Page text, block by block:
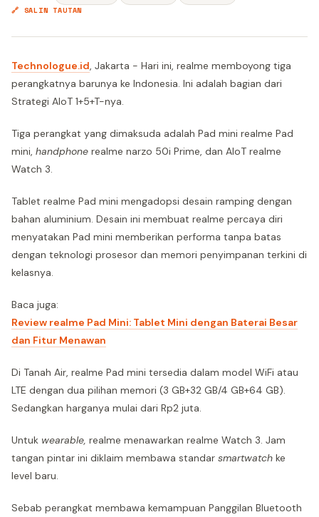
🔗 SALIN TAUTAN
Technologue.id, Jakarta - Hari ini, realme memboyong tiga
perangkatnya barunya ke Indonesia. Ini adalah bagian dari
Strategi AIoT 1+5+T-nya.
Tiga perangkat yang dimaksuda adalah Pad mini realme Pad
mini, handphone realme narzo 50i Prime, dan AIoT realme
Watch 3.
Tablet realme Pad mini mengadopsi desain ramping dengan
bahan aluminium. Desain ini membuat realme percaya diri
menyatakan Pad mini memberikan performa tanpa batas
dengan teknologi prosesor dan memori penyimpanan terkini di
kelasnya.
Baca juga:
Review realme Pad Mini: Tablet Mini dengan Baterai Besar
dan Fitur Menawan
Di Tanah Air, realme Pad mini tersedia dalam model WiFi atau
LTE dengan dua pilihan memori (3 GB+32 GB/4 GB+64 GB).
Sedangkan harganya mulai dari Rp2 juta.
Untuk wearable, realme menawarkan realme Watch 3. Jam
tangan pintar ini diklaim membawa standar smartwatch ke
level baru.
Sebab perangkat membawa kemampuan Panggilan Bluetooth